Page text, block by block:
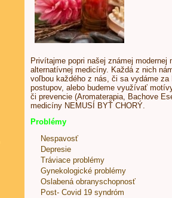
Privítajme popri našej známej
alternatívnej medicíny. Každá z nich
voľbou každého z nás, či sa vydáme
postupov, alebo budeme využívať
či prevencie (Aromaterapia, Bachove
medicíny NEMUSÍ BYŤ CHORÝ.
Problémy
Nespavosť
Depresie
Tráviace problémy
Gynekologické problémy
Oslabená obranyschopnosť
Post- Covid 19 syndróm